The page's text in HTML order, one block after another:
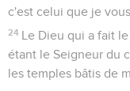
c'est celui que je
24 Le Dieu qui a fait
étant le Seigneur du
les temples bâtis de